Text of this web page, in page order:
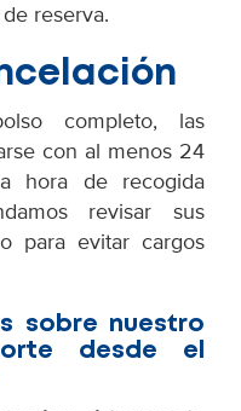
reserva.
completo, las
con al menos 24
hora de recogida
revisar sus
para evitar cargos
sobre nuestro
desde el